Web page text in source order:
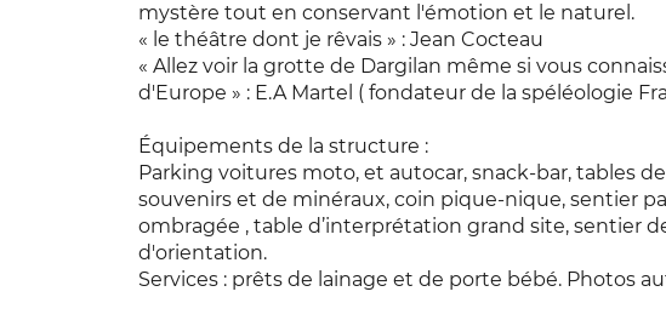
mystère tout en conservant l'émotion et le naturel.
« le théâtre dont je rêvais » : Jean Cocteau
« Allez voir la grotte de Dargilan même si vous
d'Europe » : E.A Martel ( fondateur de la spéléologie
Équipements de la structure :
Parking voitures moto, et autocar, snack-bar, tables
souvenirs et de minéraux, coin pique-nique, sentier
ombragée , table d’interprétation grand site, sentier
d'orientation.
Services : prêts de lainage et de porte bébé. Photos